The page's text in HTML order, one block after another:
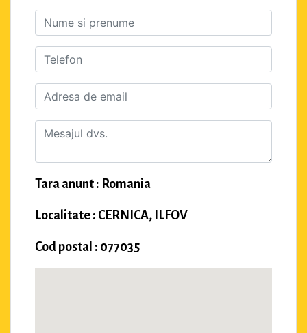
Tara anunt : Romania
Localitate : CERNICA, ILFOV
Cod postal : 077035